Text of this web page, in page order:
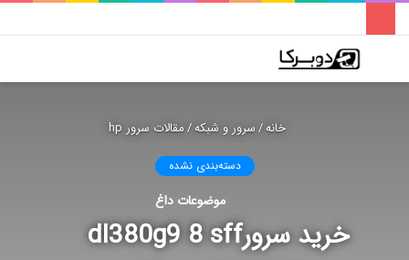
پوسته
فهرست
خانه/سرور و شبکه/مقالات سرور hp
دسته‌بندی نشده
موضوعات داغ
خرید سرورdl380g9 8 sff